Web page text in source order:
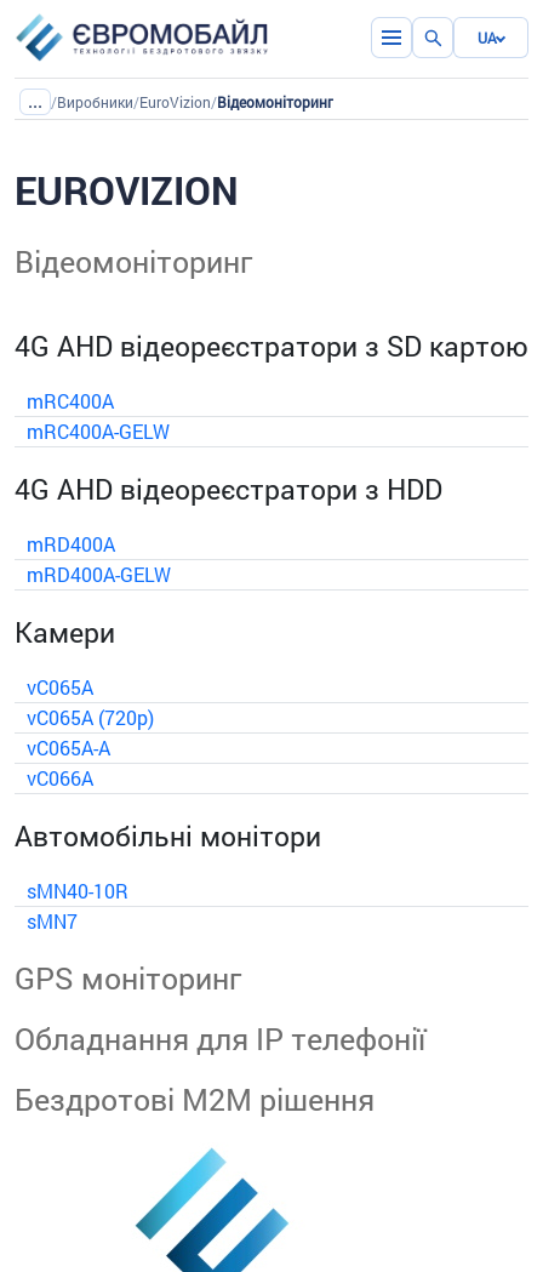
UA
... /Виробники/EuroVizion/Відеомоніторинг
EUROVIZION
Відеомоніторинг
4G AHD відеореєстратори з SD картою
mRC400A
mRC400A-GELW
4G AHD відеореєстратори з HDD
mRD400A
mRD400A-GELW
Камери
vC065A
vC065A (720p)
vC065A-A
vC066A
Автомобільні монітори
sMN40-10R
sMN7
GPS моніторинг
Обладнання для IP телефонії
Бездротові М2М рішення